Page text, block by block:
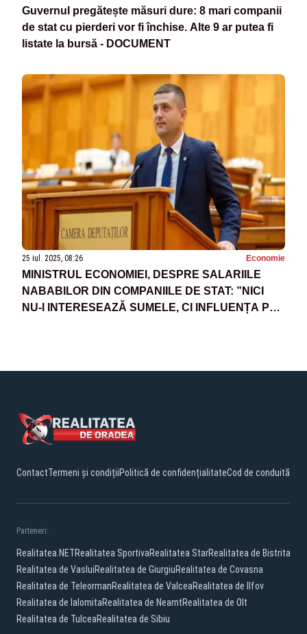
Guvernul pregătește măsuri dure: 8 mari companii
de stat cu pierderi vor fi închise. Alte 9 ar putea fi
listate la bursă - DOCUMENT
25 iul. 2025, 08:26 Economie
MINISTRUL ECONOMIEI, DESPRE SALARIILE
NABABILOR DIN COMPANIILE DE STAT: ”NICI
NU-I INTERESEAZĂ SUMELE, CI INFLUENȚA PE
ContactTermeni și condițiiPolitică de confidențialitateCod de conduită
Parteneri:
Realitatea.NETRealitatea SportivaRealitatea StarRealitatea de Bistrita
Realitatea de VasluiRealitatea de GiurgiuRealitatea de Covasna
Realitatea de TeleormanRealitatea de ValceaRealitatea de Ilfov
Realitatea de IalomitaRealitatea de NeamtRealitatea de Olt
Realitatea de TulceaRealitatea de Sibiu